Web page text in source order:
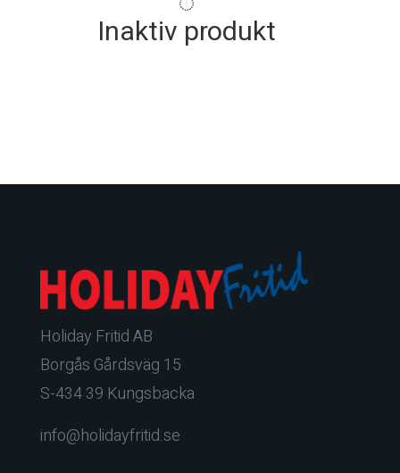
Inaktiv produkt
Holiday Fritid AB
Borgås Gårdsväg 15
S-434 39 Kungsbacka
info@holidayfritid.se